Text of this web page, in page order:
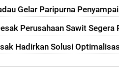
Gelar Paripurna
Perusahaan Sawit
Hadirkan Solusi